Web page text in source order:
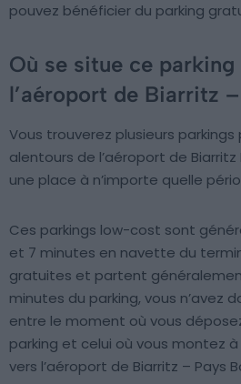
pouvez bénéficier du parking
Où se situe ce
l’aéroport de Biarritz
Vous trouverez plusieurs parkings
alentours de l’aéroport de Biarritz
une place à n’importe quelle
Ces parkings low-cost sont
et 7 minutes en navette du
gratuites et partent
minutes du parking, vous n’avez
entre le moment où vous
parking et celui où vous montez
vers l’aéroport de Biarritz – Pays